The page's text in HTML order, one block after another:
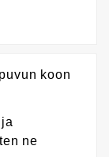
koon
ne